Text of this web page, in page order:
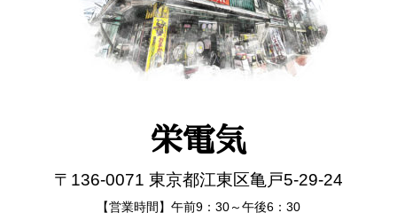
栄電気
〒136-0071 東京都江東区亀戸5-29-24
【営業時間】午前9：30～午後6：30